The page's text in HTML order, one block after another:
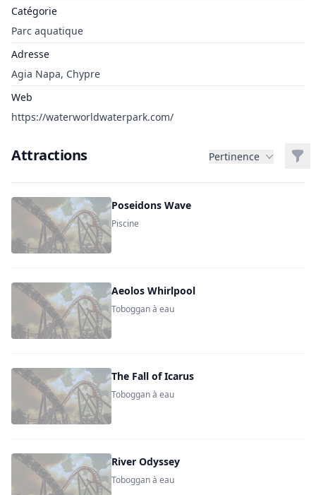
Catégorie
Parc aquatique
Adresse
Agia Napa, Chypre
Web
https://waterworldwaterpark.com/
Attractions Pertinence
Poseidons Wave
Piscine
Aeolos Whirlpool
Toboggan à eau
The Fall of Icarus
Toboggan à eau
River Odyssey
Toboggan à eau